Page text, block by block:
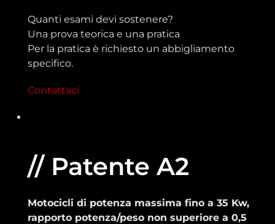
Quanti esami devi sostenere?
Una prova teorica e una pratica
Per la pratica è richiesto un abbigliamento
specifico.
Contattaci
// Patente A2
Motocicli di potenza massima fino a 35 Kw,
rapporto potenza/peso non superiore a 0,5